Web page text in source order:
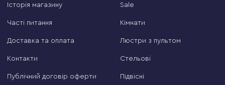
Історія магазину
Часті питання
Доставка та оплата
Контакти
Публічний договір оферти
Sale
Кімнати
Люстри з пультом
Стельові
Підвісні